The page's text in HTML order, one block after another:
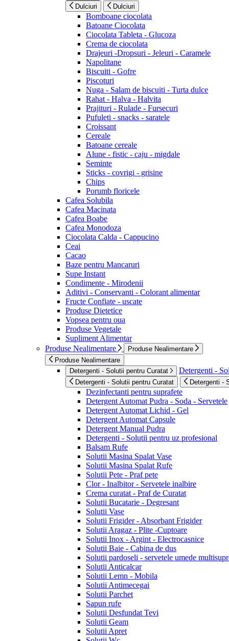
Dulciuri Dulciuri
Bomboane ciocolata
Batoane Ciocolata
Ciocolata Tableta - Glucoza
Crema de ciocolata
Drajeuri -Dropsuri - Jeleuri - Caramele
Napolitane
Biscuiti - Gofre
Piscoturi
Nuga - Salam de biscuiti - Turta dulce
Rahat - Halva - Halvita
Prajituri - Rulade - Fursecuri
Pufuleti - snacks - saratele
Croissant
Cereale
Batoane cereale
Alune - fistic - caju - migdale
Seminte
Sticks - covrigi - grisine
Chips
Porumb floricele
Cafea Solubila
Cafea Macinata
Cafea Boabe
Cafea Monodoza
Ciocolata Calda - Cappucino
Ceai
Cacao
Baze pentru Mancaruri
Supe Instant
Condimente - Mirodenii
Aditivi - Conservanti - Colorant alimentar
Fructe Confiate - uscate
Produse Dietetice
Vopsea pentru oua
Produse Vegetale
Supliment Alimentar
Produse Nealimentare
Produse Nealimentare
Produse Nealimentare
Detergenti - Solutii pentru Curatat
Detergenti -
Detergenti - Solutii pentru Curatat Detergenti -
Dezinfectanti pentru suprafete
Detergent Automat Pudra - Soda - Servetele
Detergent Automat Lichid - Gel
Detergent Automat Capsule
Detergent Manual Pudra
Detergenti - Solutii pentru uz profesional
Balsam Rufe
Solutii Masina Spalat Vase
Solutii Masina Spalat Rufe
Solutii Pete - Praf pete
Clor - Inalbitor - Servetele inalbire
Crema curatat - Praf de Curatat
Solutii Bucatarie - Degresant
Solutii Vase
Solutii Frigider - Absorbant Frigider
Solutii Aragaz - Plite -Cuptoare
Solutii Inox - Argint - Electrocasnice
Solutii Baie - Cabina de dus
Solutii pardoseli - servetele umede
Solutii Anticalcar
Solutii Lemn - Mobila
Solutii Antimecegai
Solutii Parchet
Sapun rufe
Solutii Desfundat Tevi
Solutii Geam
Solutii Apret